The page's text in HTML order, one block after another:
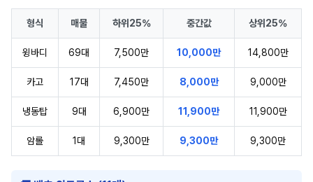
형식 매물 하위25% 중간값 상위25%
윙바디 69대 7,500만 10,000만 14,800만
카고 17대 7,450만 8,000만 9,000만
냉동탑 9대 6,900만 11,900만 11,900만
암롤 1대 9,300만 9,300만 9,300만